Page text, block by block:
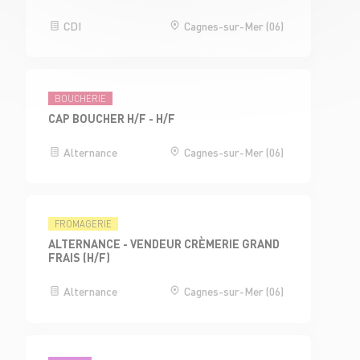
CDI Cagnes-sur-Mer (06)
BOUCHERIE
CAP BOUCHER H/F - H/F
Alternance Cagnes-sur-Mer (06)
FROMAGERIE
ALTERNANCE - VENDEUR CRÈMERIE GRAND
FRAIS (H/F)
Alternance Cagnes-sur-Mer (06)